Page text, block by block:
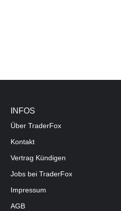
INFOS
Über TraderFox
Kontakt
Vertrag Kündigen
Jobs bei TraderFox
Impressum
AGB